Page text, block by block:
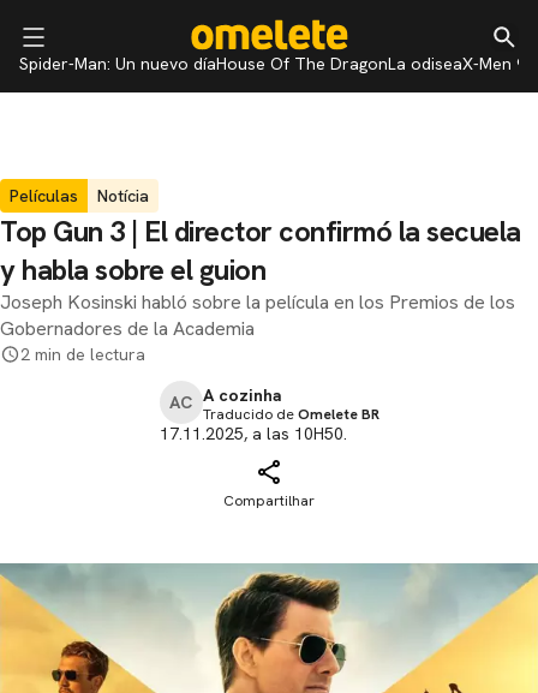
Spider-Man: Un nuevo díaHouse Of The DragonLa odiseaX-Men 97
Películas Notícia
Top Gun 3 | El director confirmó la secuela
y habla sobre el guion
Joseph Kosinski habló sobre la película en los Premios de los
Gobernadores de la Academia
2 min de lectura
AC A cozinha
Traducido deOmelete BR
17.11.2025, a las 10H50.
Compartilhar